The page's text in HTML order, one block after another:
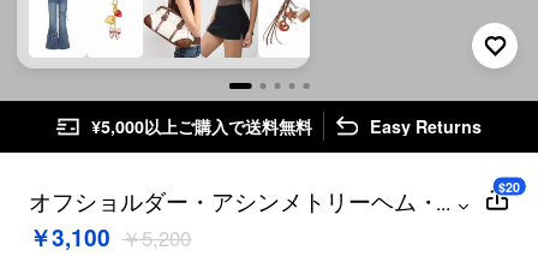
¥5,000以上ご購入で送料無料 Easy Returns
オフショルダー・アシンメトリーヘム・リ
ブ・セーター・トップス
...
￥3,100 ￥5,200
$20